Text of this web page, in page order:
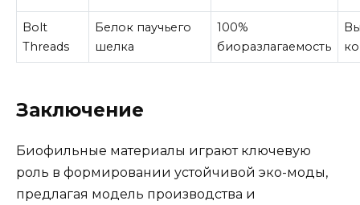
Bolt
Threads
Белок паучьего
шелка
100%
биоразлагаемость
Заключение
Биофильные материалы играют ключевую
роль в формировании устойчивой эко-моды,
предлагая модель производства и